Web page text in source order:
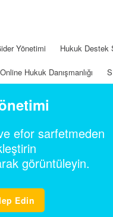
Yönetimi Hukuk Destek
Online Hukuk Danışmanlığı
efor sarfetmeden
görüntüleyin.
Edin